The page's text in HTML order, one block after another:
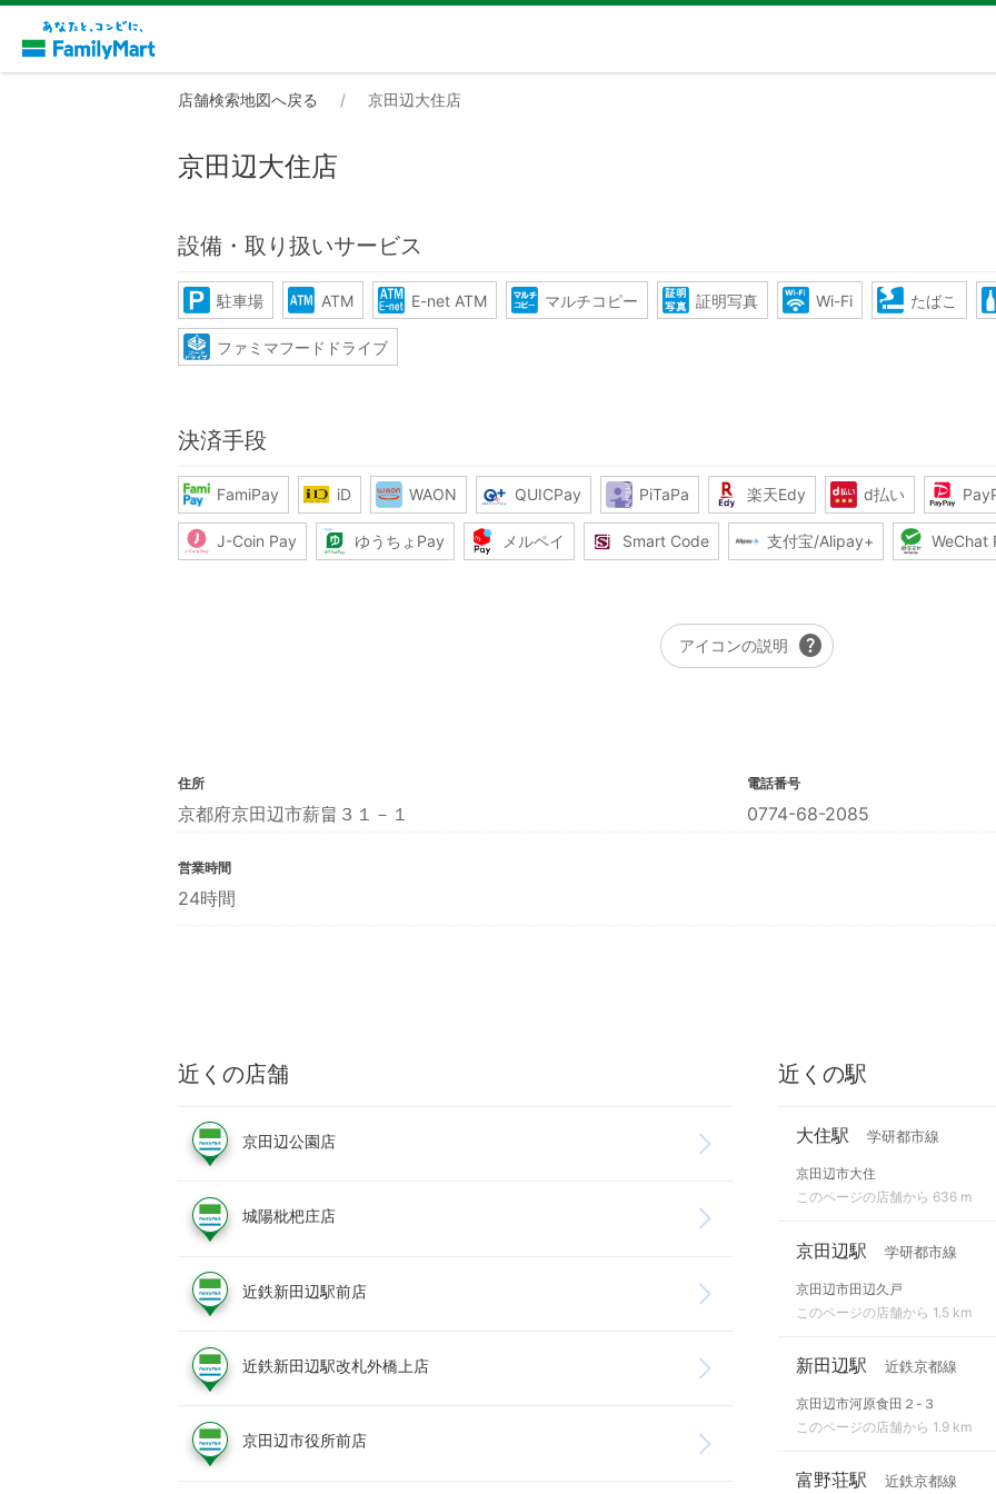
店舗検索地図へ戻る 京田辺大住店
京田辺大住店
設備・取り扱いサービス
駐車場 ATM E-net ATM マルチコピー 証明写真 Wi-Fi たばこ
ファミマフードドライブ
決済手段
FamiPay iD WAON QUICPay PiTaPa 楽天Edy d払い
J-Coin Pay ゆうちょPay メルペイ Smart Code 支付宝/Alipay+ WeChat
アイコンの説明 help
住所
京都府京田辺市薪畠３１－１
電話番号
0774-68-2085
営業時間
24時間
近くの店舗
京田辺公園店
城陽枇杷庄店
近鉄新田辺駅前店
近鉄新田辺駅改札外橋上店
京田辺市役所前店
近くの駅
大住駅 学研都市線
京田辺市大住
このページの店舗から 636 m
京田辺駅 学研都市線
京田辺市田辺久戸
このページの店舗から 1.5 km
新田辺駅 近鉄京都線
京田辺市河原食田２-３
このページの店舗から 1.9 km
富野荘駅 近鉄京都線